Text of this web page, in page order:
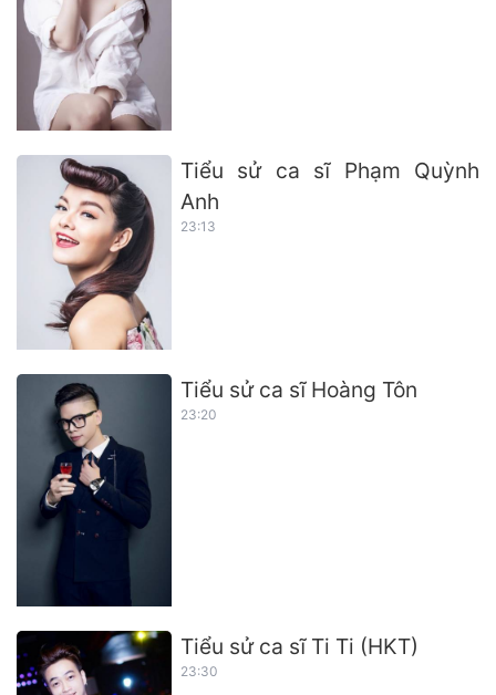
Tiểu sử ca sĩ Phạm Quỳnh
Anh
23:13
Tiểu sử ca sĩ Hoàng Tôn
23:20
Tiểu sử ca sĩ Ti Ti (HKT)
23:30